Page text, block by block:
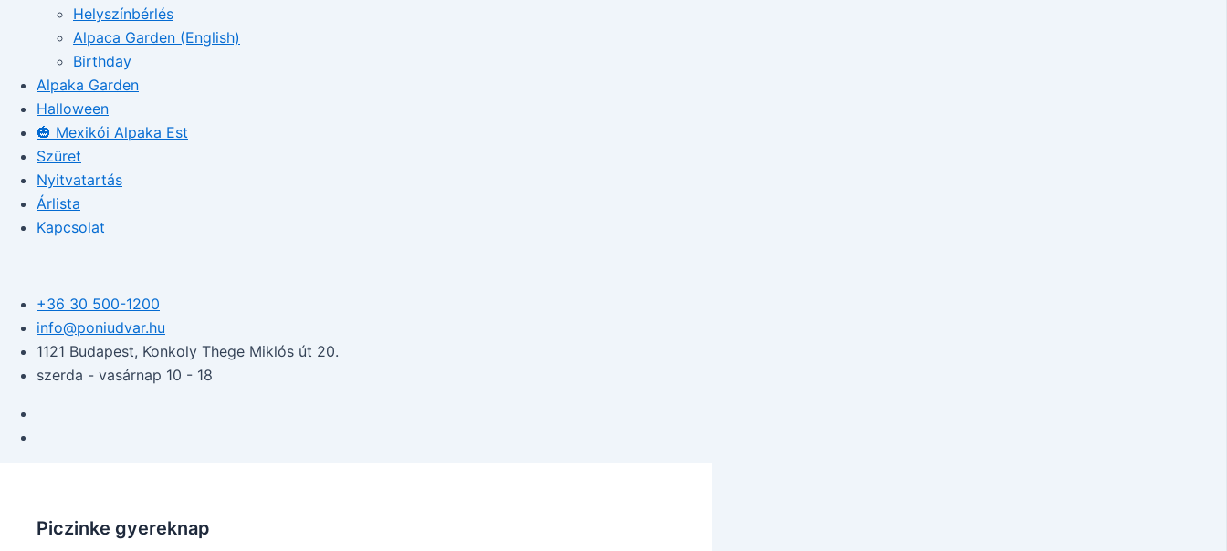
Helyszínbérlés
Alpaca Garden (English)
Birthday
Alpaka Garden
Halloween
🎃 Mexikói Alpaka Est
Szüret
Nyitvatartás
Árlista
Kapcsolat
+36 30 500-1200​
info@poniudvar.hu
1121 Budapest, Konkoly Thege Miklós út 20.
szerda - vasárnap 10 - 18
Piczinke gyereknap